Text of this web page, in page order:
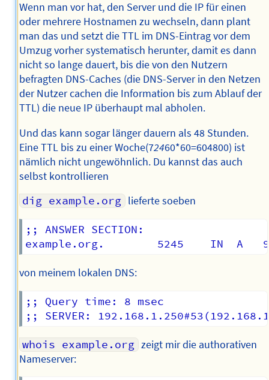
Wenn man vor hat, den Server und die IP für einen
oder mehrere Hostnamen zu wechseln, dann plant
man das und setzt die TTL im DNS-Eintrag vor dem
Umzug vorher systematisch herunter, damit es dann
nicht so lange dauert, bis die von den Nutzern
befragten DNS-Caches (die DNS-Server in den Netzen
der Nutzer cachen die Information bis zum Ablauf der
TTL) die neue IP überhaupt mal abholen.
Und das kann sogar länger dauern als 48 Stunden.
Eine TTL bis zu einer Woche(72460*60=604800) ist
nämlich nicht ungewöhnlich. Du kannst das auch
selbst kontrollieren
dig example.org lieferte soeben
;; ANSWER SECTION:
von meinem lokalen DNS:
;; Query time: 8 msec
whois example.org zeigt mir die authorativen
Nameserver: